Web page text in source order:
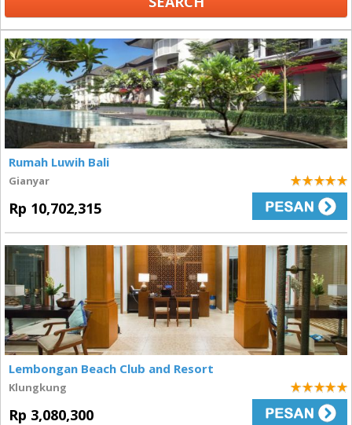
Rumah Luwih Bali
Gianyar
Rp 10,702,315
5
Lembongan Beach Club and Resort
Klungkung
Rp 3,080,300
5